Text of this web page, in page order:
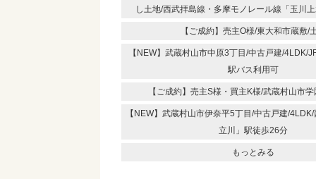
し土地/西武拝島線・多摩モノレール線「玉川
【ご成約】売主O様/東大和市蔵敷/
【NEW】武蔵村山市中原3丁目/中古戸建/4LDK/
駅バス利用可
【ご成約】売主S様・買主K様/武蔵村山市
【NEW】武蔵村山市伊奈平5丁目/中古戸建/
立川」駅徒歩26分
もっとみる